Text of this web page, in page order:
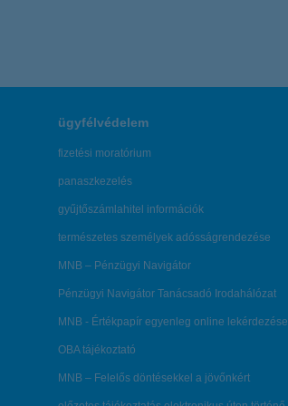
ügyfélvédelem
fizetési moratórium
panaszkezelés
gyűjtőszámlahitel információk
természetes személyek adósságrendezése
MNB – Pénzügyi Navigátor
Pénzügyi Navigátor Tanácsadó Irodahálózat
MNB - Értékpapír egyenleg online lekérdezése
OBA tájékoztató
MNB – Felelős döntésekkel a jövőnkért